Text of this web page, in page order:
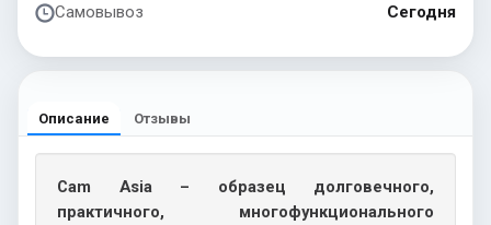
Самовывоз Сегодня
Описание Отзывы
Cam Asia – образец долговечного,
практичного, многофункционального